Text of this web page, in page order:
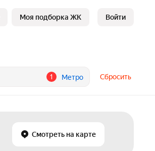
Моя подборка ЖК Войти
1 Метро Сбросить
Смотреть на карте